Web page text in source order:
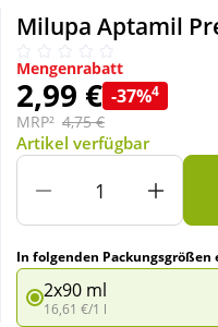
Natur & Homöopathie
Sanitätshaus
Wellness
Milupa Aptamil
Mengenrabatt
2,99 € -37%4
MRP² 4,75 €
Artikel verfügbar
In folgenden
2x90 ml
16,61 €/1 l